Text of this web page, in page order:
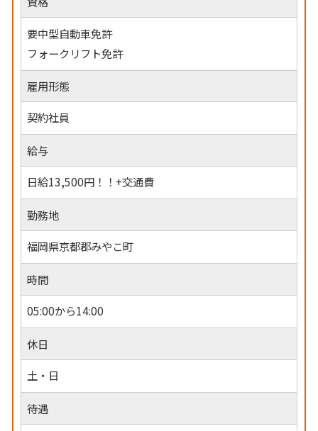
要中型自動車免許
フォークリフト免許
雇用形態
契約社員
給与
日給13,500円！！+交通費
勤務地
福岡県京都郡みやこ町
時間
05:00から14:00
休日
土・日
待遇